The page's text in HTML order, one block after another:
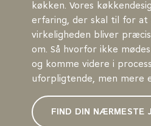
køkken. Vores
erfaring, der skal til for at
virkeligheden bliver
om. Så hvorfor ikke
og komme videre i
uforpligtende, men mere
FIND DIN NÆRMESTE